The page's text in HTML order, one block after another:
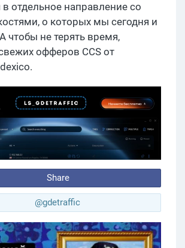
отдельное направление со
о которых мы сегодня и
чтобы не терять время,
офферов CCS от
Share
@gdetraffic